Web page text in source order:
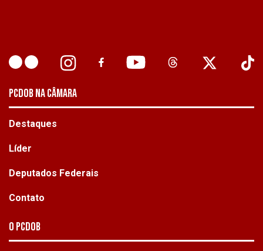
PCDOB NA CÂMARA
Destaques
Líder
Deputados Federais
Contato
O PCdoB